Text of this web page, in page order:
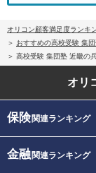
オリコン顧客満足度ランキ
おすすめの高校受験 集
高校受験 集団塾 近畿の
オリ
保険関連ランキング
金融関連ランキング